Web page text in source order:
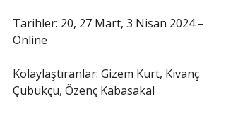
Tarihler: 20, 27 Mart, 3 Nisan 2024 –
Online
Kolaylaştıranlar: Gizem Kurt, Kıvanç
Çubukçu, Özenç Kabasakal